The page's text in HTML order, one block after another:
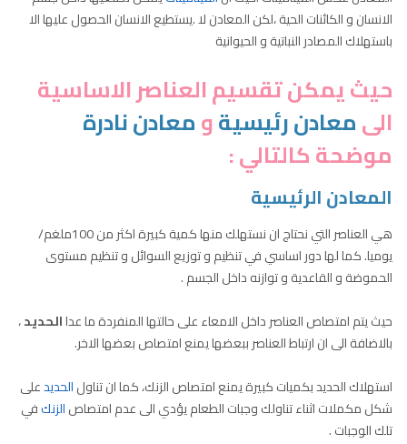
الانسان و الكائنات الحية ،لكن المعادن لا .يستطيع الانسان الحصول عليها الا
باستهلاك المصادر النباتية و الحيوانية
حيث يمكن تقسيم العناصر الاساسية
الىمعادن رئيسيةومعادن نادرة
موضحة كالتالي :
المعادن الرئيسية
هي العناصر التي نحتاج ان نستهلك منها كمية كبيرة اكثر من 100ملغم/
يوميا. كما لها دور اساسي في تنظيم و توزيع السوائل و تنظيم مستوى
الحموضة و القاعدية و توازنه داخل الجسم .
حيث يتم امتصاص العناصر داخل الامعاء على حالتها المنفردة ما عداالحديد،
بالاضافة الى ان ارتباط العناصر ببعضها يمنع امتصاص بعضها الاخر.
استهلاك الحديد بكميات كبيرة يمنع امتصاص الزنك، كما ان تناولالحديدعلى
شكل مكملات اثناء تناولك وجبات الطعام يؤدي الى عدم امتصاصالزنكفي
تلك الوجبات .